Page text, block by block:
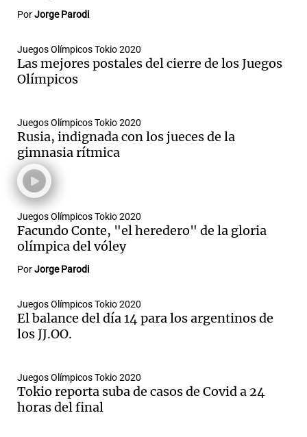
PorJorge Parodi
Juegos Olímpicos Tokio 2020
Las mejores postales del cierre de los Juegos
Olímpicos
Juegos Olímpicos Tokio 2020
Rusia, indignada con los jueces de la
gimnasia rítmica
Juegos Olímpicos Tokio 2020
Facundo Conte, "el heredero" de la gloria
olímpica del vóley
PorJorge Parodi
Juegos Olímpicos Tokio 2020
El balance del día 14 para los argentinos de
los JJ.OO.
Juegos Olímpicos Tokio 2020
Tokio reporta suba de casos de Covid a 24
horas del final